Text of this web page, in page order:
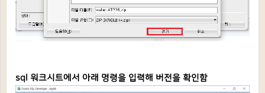
sql 워크시트에서 아래 명령을 입력해 버전을 확인함